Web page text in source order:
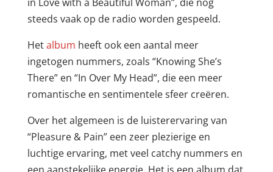
steeds vaak op de radio worden gespeeld.
Hetalbum heeft ook een aantal meer
ingetogen nummers, zoals “Knowing She’s
There” en “In Over My Head”, die een meer
romantische en sentimentele sfeer creëren.
Over het algemeen is de luisterervaring van
“Pleasure & Pain” een zeer plezierige en
luchtige ervaring, met veel catchy nummers en